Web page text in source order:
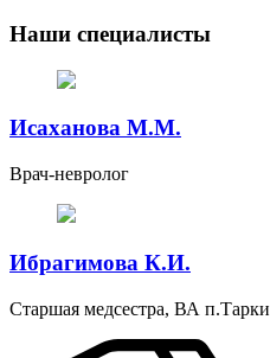
Наши специалисты
Исаханова М.М.
Врач-невролог
Ибрагимова К.И.
Старшая медсестра, ВА п.Тарки